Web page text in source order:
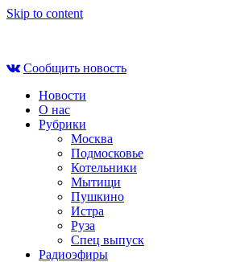
Skip to content
Сообщить новость
Новости
О нас
Рубрики
Москва
Подмосковье
Котельники
Мытищи
Пушкино
Истра
Руза
Спец выпуск
Радиоэфиры